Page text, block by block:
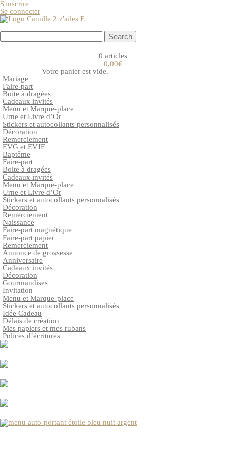
S'inscrire
Se connecter
0 articles
0,00€
Votre panier est vide.
Mariage
Faire-part
Boite à dragées
Cadeaux invités
Menu et Marque-place
Urne et Livre d’Or
Stickers et autocollants personnalisés
Décoration
Remerciement
EVG et EVJF
Baptême
Faire-part
Boite à dragées
Cadeaux invités
Menu et Marque-place
Urne et Livre d’Or
Stickers et autocollants personnalisés
Décoration
Remerciement
Naissance
Faire-part magnétique
Faire-part papier
Remerciement
Annonce de grossesse
Anniversaire
Cadeaux invités
Décoration
Gourmandises
Invitation
Menu et Marque-place
Stickers et autocollants personnalisés
Idée Cadeau
Délais de création
Mes papiers et mes rubans
Polices d’écritures